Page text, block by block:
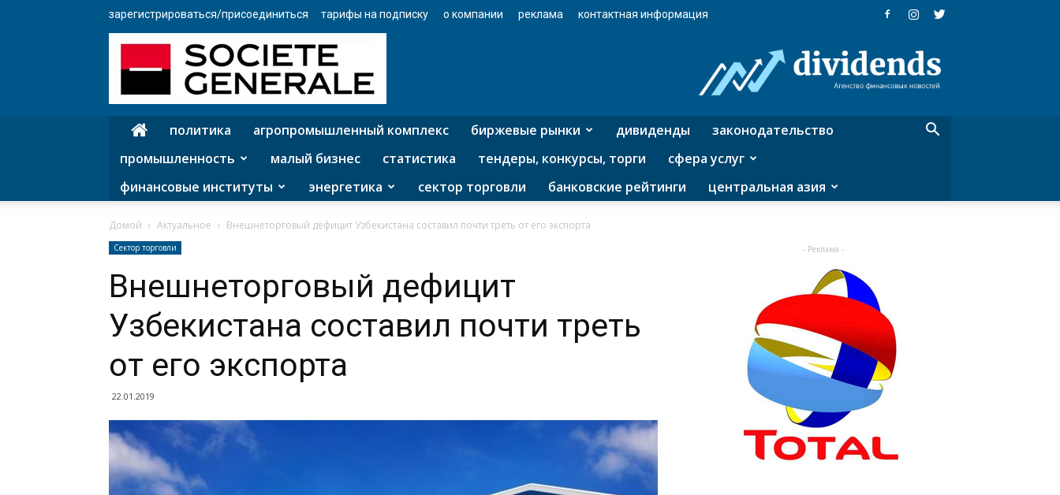
зарегистрироваться/присоединиться тарифы на подписку о компании реклама контактная информация
агентство
финансовых
политика агропромышленный комплекс биржевые рынки дивиденды
законодательство
промышленность
малый бизнес статистика тендеры, конкурсы, торги
сфера услуг
финансовые институты
энергетика сектор торговли банковские рейтинги центральная азия
Домой Актуальное Внешнеторговый дефицит Узбекистана составил почти треть от его экспорта
Сектор торговли
Внешнеторговый дефицит
Узбекистана составил почти треть
от его экспорта
22.01.2019
- Реклама -